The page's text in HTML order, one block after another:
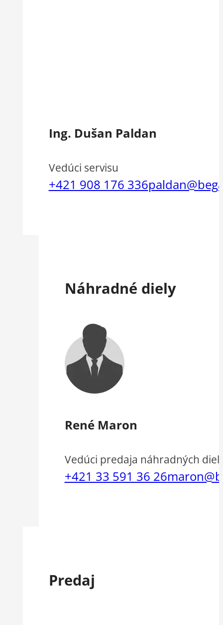
Ing. Dušan Paldan
Vedúci servisu
+421 908 176 336
Náhradné diely
René Maron
Vedúci predaja náhradných
+421 33 591 36 26
Predaj